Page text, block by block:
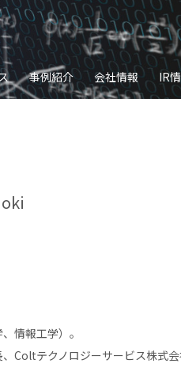
事例紹介 会社情報 IR
情報工学）。
Coltテクノロジーサービス株式